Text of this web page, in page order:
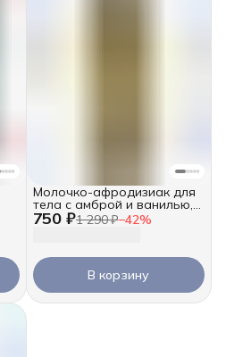
750 ₽1 290 ₽−42%
Молочко-афродизиак для
тела с амброй и ванилью,
250 мл
В корзину